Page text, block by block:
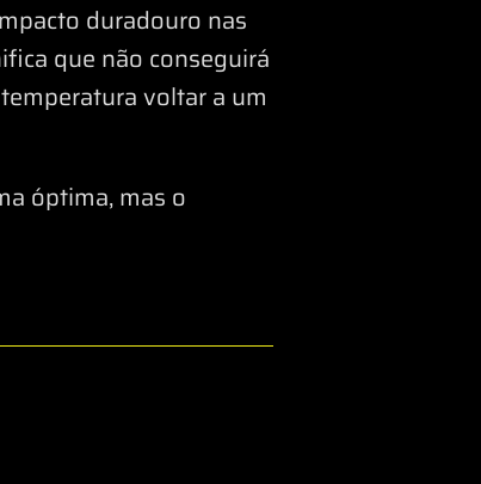
duradouro nas
que não conseguirá
voltar a um
óptima, mas o